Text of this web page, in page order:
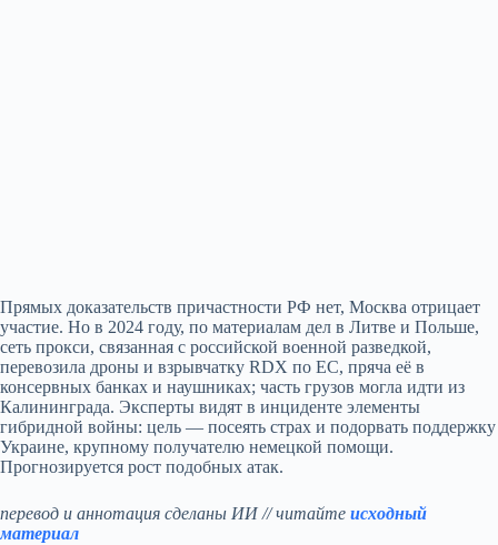
Прямых доказательств причастности РФ нет, Москва отрицает
участие. Но в 2024 году, по материалам дел в Литве и Польше,
сеть прокси, связанная с российской военной разведкой,
перевозила дроны и взрывчатку RDX по ЕС, пряча её в
консервных банках и наушниках; часть грузов могла идти из
Калининграда. Эксперты видят в инциденте элементы
гибридной войны: цель — посеять страх и подорвать поддержку
Украине, крупному получателю немецкой помощи.
Прогнозируется рост подобных атак.
перевод и аннотация сделаны ИИ // читайте исходный
материал